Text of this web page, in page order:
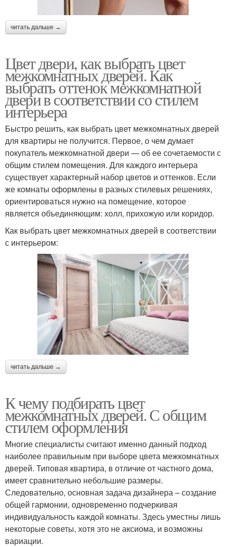
читать дальше →
Цвет двери, как выбрать цвет
межкомнатных дверей. Как
выбрать оттенок межкомнатной
двери в соответствии со стилем
интерьера
Быстро решить, как выбрать цвет межкомнатных дверей
для квартиры не получится. Первое, о чем думает
покупатель межкомнатной двери — об ее сочетаемости с
общим стилем помещения. Для каждого интерьера
существует характерный набор цветов и оттенков. Если
же комнаты оформлены в разных стилевых решениях,
ориентироваться нужно на помещение, которое
является объединяющим: холл, прихожую или коридор.
Как выбрать цвет межкомнатных дверей в соответствии
с интерьером:
читать дальше →
К чему подбирать цвет
межкомнатных дверей. С общим
стилем оформления
Многие специалисты считают именно данный подход
наиболее правильным при выборе цвета межкомнатных
дверей. Типовая квартира, в отличие от частного дома,
имеет сравнительно небольшие размеры.
Следовательно, основная задача дизайнера – создание
общей гармонии, одновременно подчеркивая
индивидуальность каждой комнаты. Здесь уместны лишь
некоторые советы, хотя это не аксиома, и возможны
вариации.